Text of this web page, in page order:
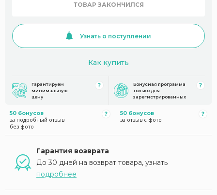
ТОВАР ЗАКОНЧИЛСЯ
Узнать о поступлении
Как купить
Гарантируем
минимальную
цену
Бонусная программа
только для
зарегистрированных
50 бонусов
за подробный отзыв
без фото
50 бонусов
за отзыв с фото
Гарантия возврата
До 30 дней на возврат товара, узнать
подробнее